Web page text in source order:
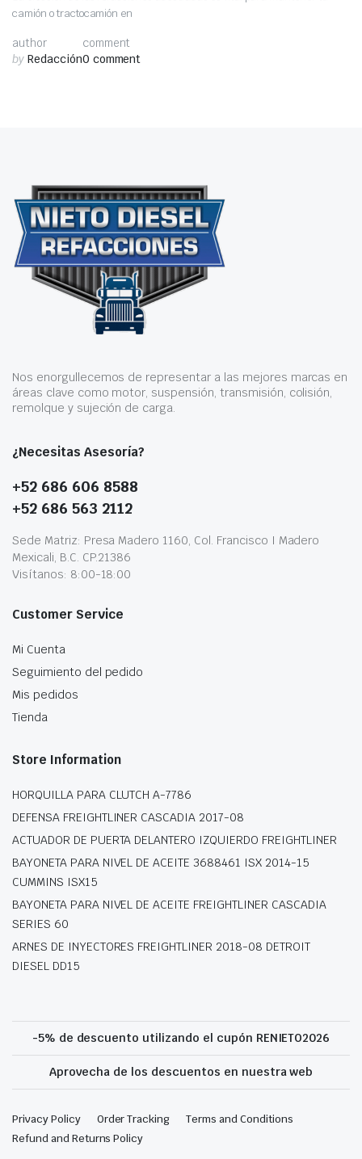
camión o tractocamión en
author
by Redacción
comment
0 comment
Nos enorgullecemos de representar a las mejores marcas en
áreas clave como motor, suspensión, transmisión, colisión,
remolque y sujeción de carga.
¿Necesitas Asesoría?
+52 686 606 8588
+52 686 563 2112
Sede Matriz: Presa Madero 1160, Col. Francisco I Madero
Mexicali, B.C. CP.21386
Visítanos: 8:00-18:00
Customer Service
Mi Cuenta
Seguimiento del pedido
Mis pedidos
Tienda
Store Information
HORQUILLA PARA CLUTCH A-7786
DEFENSA FREIGHTLINER CASCADIA 2017-08
ACTUADOR DE PUERTA DELANTERO IZQUIERDO FREIGHTLINER
BAYONETA PARA NIVEL DE ACEITE 3688461 ISX 2014-15
CUMMINS ISX15
BAYONETA PARA NIVEL DE ACEITE FREIGHTLINER CASCADIA
SERIES 60
ARNES DE INYECTORES FREIGHTLINER 2018-08 DETROIT
DIESEL DD15
-5% de descuento utilizando el cupón RENIETO2026
Aprovecha de los descuentos en nuestra web
Privacy Policy Order Tracking
Terms and Conditions
Refund and Returns Policy